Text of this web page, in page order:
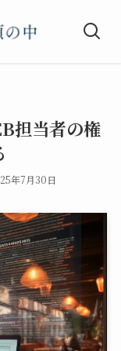
担当者の権
年7月30日